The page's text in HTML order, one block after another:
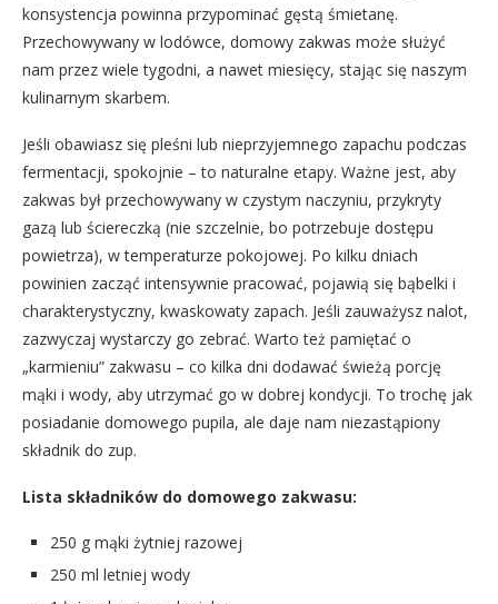
konsystencja powinna przypominać gęstą śmietanę.
Przechowywany w lodówce, domowy zakwas może służyć
nam przez wiele tygodni, a nawet miesięcy, stając się naszym
kulinarnym skarbem.
Jeśli obawiasz się pleśni lub nieprzyjemnego zapachu podczas
fermentacji, spokojnie – to naturalne etapy. Ważne jest, aby
zakwas był przechowywany w czystym naczyniu, przykryty
gazą lub ściereczką (nie szczelnie, bo potrzebuje dostępu
powietrza), w temperaturze pokojowej. Po kilku dniach
powinien zacząć intensywnie pracować, pojawią się bąbelki i
charakterystyczny, kwaskowaty zapach. Jeśli zauważysz nalot,
zazwyczaj wystarczy go zebrać. Warto też pamiętać o
„karmieniu” zakwasu – co kilka dni dodawać świeżą porcję
mąki i wody, aby utrzymać go w dobrej kondycji. To trochę jak
posiadanie domowego pupila, ale daje nam niezastąpiony
składnik do zup.
Lista składników do domowego zakwasu:
250 g mąki żytniej razowej
250 ml letniej wody